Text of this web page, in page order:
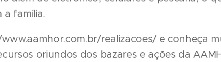
família.
realizacoes/ e conheça
oriundos dos bazares e ações da